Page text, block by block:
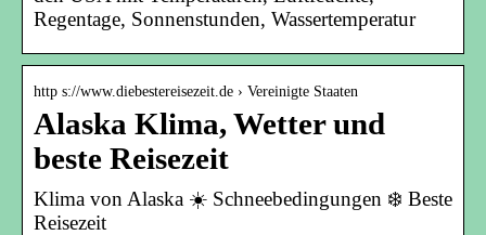
Regentage, Sonnenstunden, Wassertemperatur
http s://www.diebestereisezeit.de › Vereinigte Staaten
Alaska Klima, Wetter und
beste Reisezeit
Klima von Alaska ☀️ Schneebedingungen ❄️ Beste
Reisezeit